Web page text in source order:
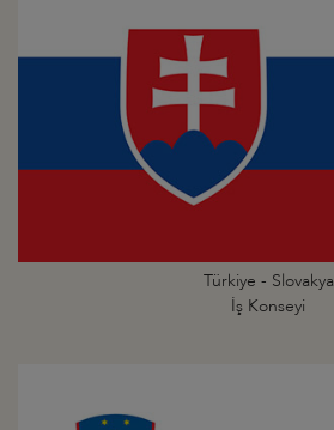
Türkiye - Slovakya
İş Konseyi